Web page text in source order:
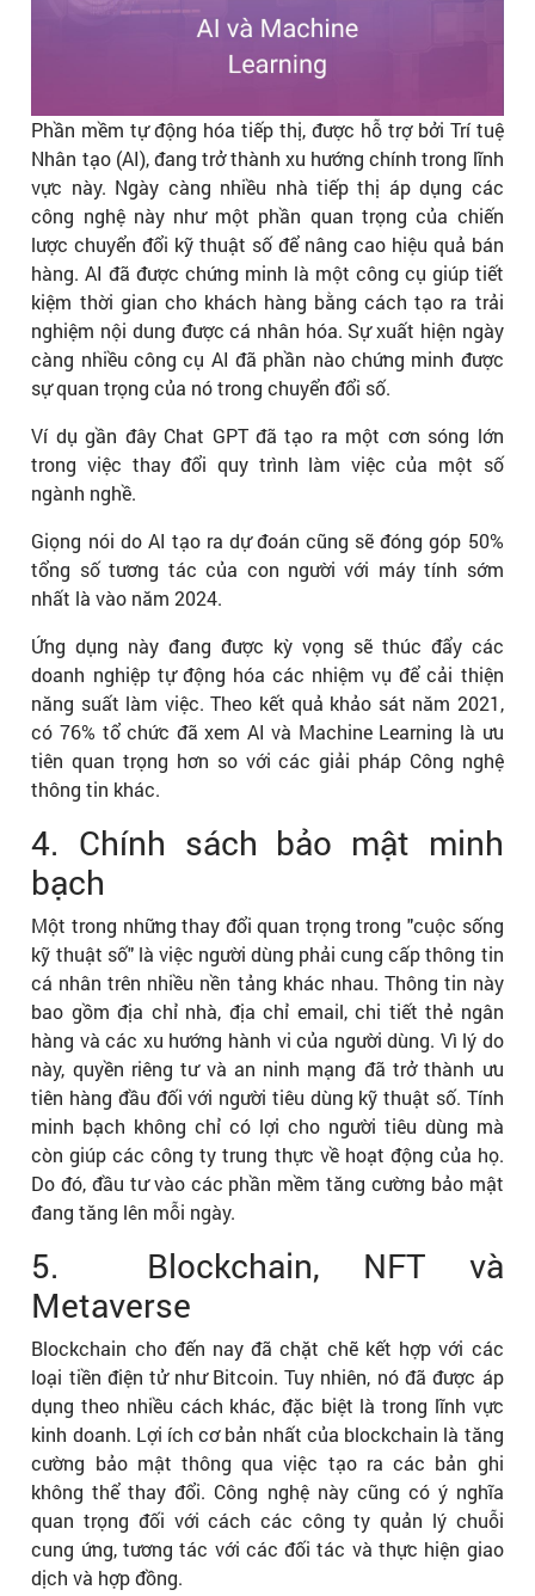
Phần mềm tự động hóa tiếp thị, được hỗ trợ bởi Trí tuệ
Nhân tạo (AI), đang trở thành xu hướng chính trong lĩnh
vực này. Ngày càng nhiều nhà tiếp thị áp dụng các
công nghệ này như một phần quan trọng của chiến
lược chuyển đổi kỹ thuật số để nâng cao hiệu quả bán
hàng. AI đã được chứng minh là một công cụ giúp tiết
kiệm thời gian cho khách hàng bằng cách tạo ra trải
nghiệm nội dung được cá nhân hóa. Sự xuất hiện ngày
càng nhiều công cụ AI đã phần nào chứng minh được
sự quan trọng của nó trong chuyển đổi số.
Ví dụ gần đây Chat GPT đã tạo ra một cơn sóng lớn
trong việc thay đổi quy trình làm việc của một số
ngành nghề.
Giọng nói do AI tạo ra dự đoán cũng sẽ đóng góp 50%
tổng số tương tác của con người với máy tính sớm
nhất là vào năm 2024.
Ứng dụng này đang được kỳ vọng sẽ thúc đẩy các
doanh nghiệp tự động hóa các nhiệm vụ để cải thiện
năng suất làm việc. Theo kết quả khảo sát năm 2021,
có 76% tổ chức đã xem AI và Machine Learning là ưu
tiên quan trọng hơn so với các giải pháp Công nghệ
thông tin khác.
4. Chính sách bảo mật minh
bạch
Một trong những thay đổi quan trọng trong "cuộc sống
kỹ thuật số" là việc người dùng phải cung cấp thông tin
cá nhân trên nhiều nền tảng khác nhau. Thông tin này
bao gồm địa chỉ nhà, địa chỉ email, chi tiết thẻ ngân
hàng và các xu hướng hành vi của người dùng. Vì lý do
này, quyền riêng tư và an ninh mạng đã trở thành ưu
tiên hàng đầu đối với người tiêu dùng kỹ thuật số. Tính
minh bạch không chỉ có lợi cho người tiêu dùng mà
còn giúp các công ty trung thực về hoạt động của họ.
Do đó, đầu tư vào các phần mềm tăng cường bảo mật
đang tăng lên mỗi ngày.
5. Blockchain, NFT và
Metaverse
Blockchain cho đến nay đã chặt chẽ kết hợp với các
loại tiền điện tử như Bitcoin. Tuy nhiên, nó đã được áp
dụng theo nhiều cách khác, đặc biệt là trong lĩnh vực
kinh doanh. Lợi ích cơ bản nhất của blockchain là tăng
cường bảo mật thông qua việc tạo ra các bản ghi
không thể thay đổi. Công nghệ này cũng có ý nghĩa
quan trọng đối với cách các công ty quản lý chuỗi
cung ứng, tương tác với các đối tác và thực hiện giao
dịch và hợp đồng.